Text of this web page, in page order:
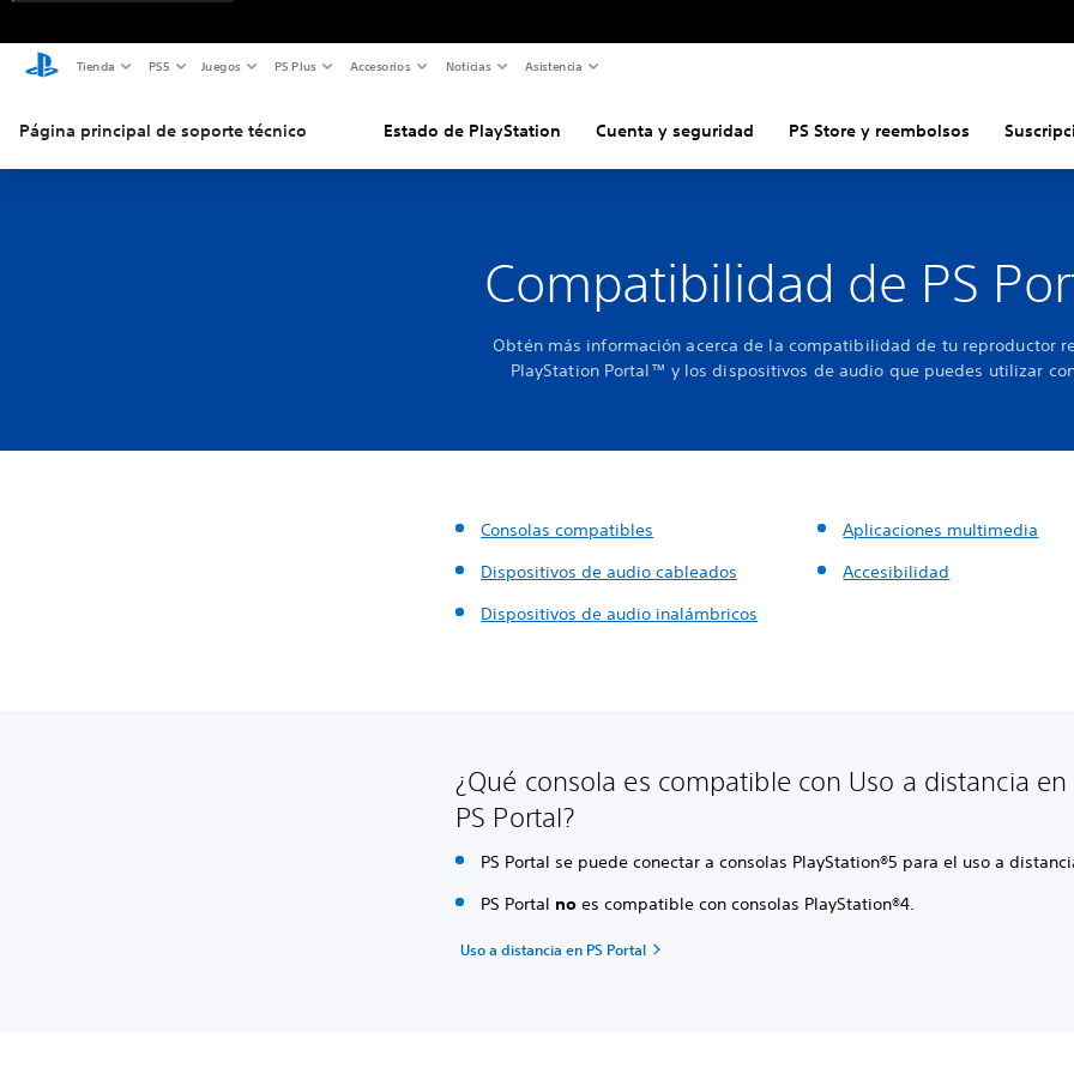
Tienda PS5 Juegos PS Plus Accesorios Noticias Asistencia
Página principal de soporte técnico Estado de PlayStation Cuenta y seguridad PS Store y reembolsos
Compatibilidad de PS
Obtén más información acerca de la compatibilidad de tu reproductor
PlayStation Portal™ y los dispositivos de audio que puedes utilizar
Consolas compatibles
Dispositivos de audio cableados
Dispositivos de audio inalámbricos
Aplicaciones multimedia
Accesibilidad
¿Qué consola es compatible con Uso a distancia en
PS Portal?
PS Portal se puede conectar a consolas PlayStation®5 para el uso a
PS Portal no es compatible con consolas PlayStation®4.
Uso a distancia en PS Portal